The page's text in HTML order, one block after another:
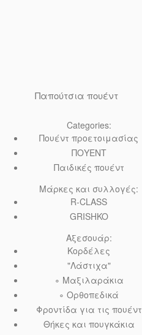
Παπούτσια πουέντ
Categories:
Πουέντ προετοιμασίας
ΠΟΥΕΝΤ
Παιδικές πουέντ
Μάρκες και συλλογές:
R-CLASS
GRISHKO
Αξεσουάρ:
Κορδέλες
"Λάστιχα"
∘ Μαξιλαράκια
∘ Ορθοπεδικά
Φροντίδα για τις πουέντ
Θήκες και πουγκάκια